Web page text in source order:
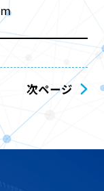
次ページ